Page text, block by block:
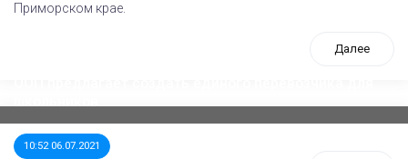
Приморском крае.
Далее
10:52 06.07.2021